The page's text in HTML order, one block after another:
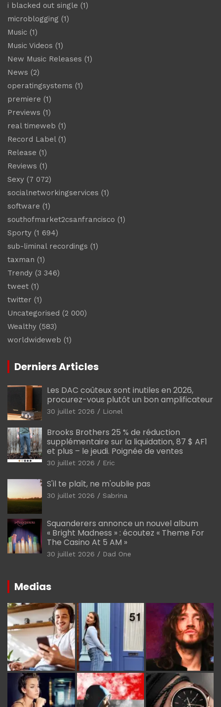
i blacked out single (1)
microblogging (1)
Music (1)
Music Videos (1)
New Music Releases (1)
News (2)
operatingsystems (1)
premiere (1)
Previews (1)
real timeweb (1)
Record Label(1)
Release (1)
Reviews (1)
Sexy (7 072)
socialnetworkingservices (1)
software (1)
southofmarket2csanfrancisco (1)
Sporty (1 694)
sub-liminal recordings (1)
taxman (1)
Trendy (3 346)
tweet (1)
twitter (1)
Uncategorised (2 000)
Wealthy (583)
worldwideweb (1)
Derniers Articles
Les DAC coûteux sont inutiles en 2026,
procurez-vous plutôt un bon amplificateur
30 juillet 2026 Lionel
Brooks Brothers 25 % de réduction
supplémentaire sur la liquidation, 87 $ AF1
et plus – le jeudi. Poignée de ventes
30 juillet 2026 Eric
S'il te plaît, ne m'oublie pas
30 juillet 2026 Sabrina
Squanderers annonce un nouvel album
« Bright Madness » : écoutez « Theme For
The Casino At 5 AM »
30 juillet 2026 Dad One
Medias